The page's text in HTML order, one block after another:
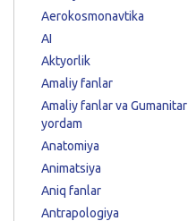
Aerokosmonavtika
AI
Aktyorlik
Amaliy fanlar
Amaliy fanlar va Gumanitar
yordam
Anatomiya
Animatsiya
Aniq fanlar
Antrapologiya